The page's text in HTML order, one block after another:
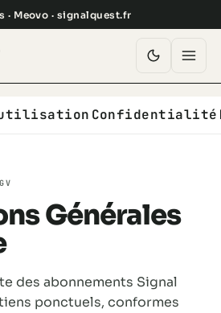
Meovo · signalquest.fr
connecter
Confidentialité
Générales
des abonnements Signal
ponctuels, conformes